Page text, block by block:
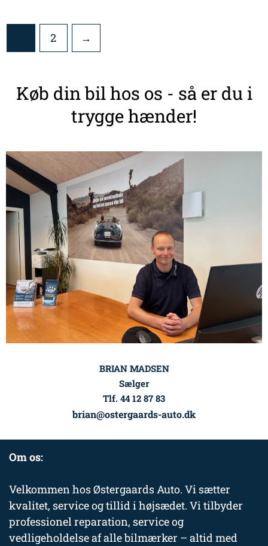
2 →
Køb din bil hos os - så er du i
trygge hænder!
BRIAN MADSEN
Sælger
Tlf. 44 12 87 83
brian@ostergaards-auto.dk
Om os:
Velkommen hos Østergaards Auto. Vi sætter
kvalitet, service og tillid i højsædet. Vi tilbyder
professionel reparation, service og
vedligeholdelse af alle bilmærker – altid med